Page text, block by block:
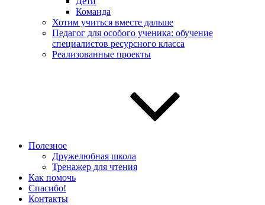
Команда
Хотим учиться вместе дальше
Педагог для особого ученика: обучение
специалистов ресурсного класса
Реализованные проекты
Полезное
Дружелюбная школа
Тренажер для чтения
Как помочь
Спасибо!
Контакты